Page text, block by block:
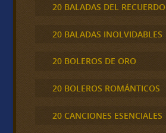
20 BALADAS DEL RECUERDO
20 BALADAS INOLVIDABLES
20 BOLEROS DE ORO
20 BOLEROS ROMÁNTICOS
20 CANCIONES ESENCIALES